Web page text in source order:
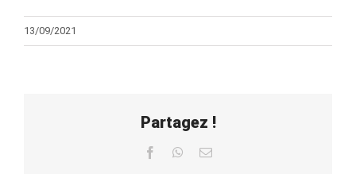
13/09/2021
Partagez !
FacebookWhatsApp
Email